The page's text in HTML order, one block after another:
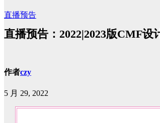
直播预告
直播预告：2022|2023版CMF设
作者czy
5 月 29, 2022